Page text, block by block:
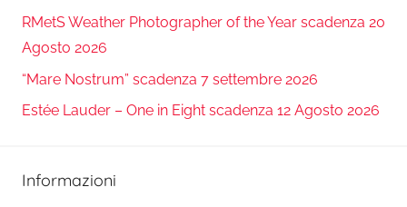
RMetS Weather Photographer of the Year scadenza 20
Agosto 2026
“Mare Nostrum” scadenza 7 settembre 2026
Estée Lauder – One in Eight scadenza 12 Agosto 2026
Informazioni